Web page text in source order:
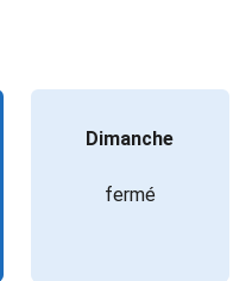
Dimanche
fermé